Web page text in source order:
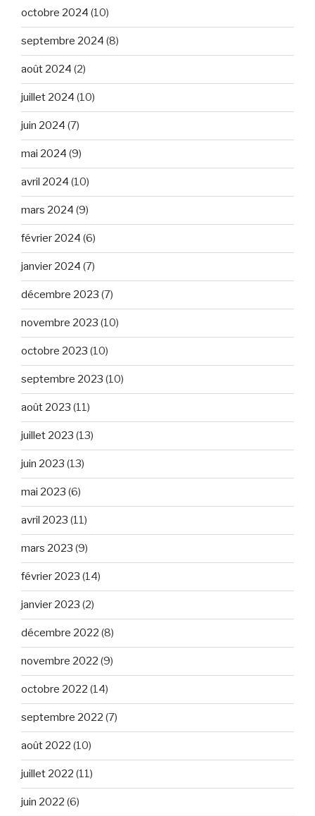
octobre 2024 (10)
septembre 2024 (8)
août 2024 (2)
juillet 2024 (10)
juin 2024 (7)
mai 2024 (9)
avril 2024 (10)
mars 2024 (9)
février 2024 (6)
janvier 2024 (7)
décembre 2023 (7)
novembre 2023 (10)
octobre 2023 (10)
septembre 2023 (10)
août 2023 (11)
juillet 2023 (13)
juin 2023 (13)
mai 2023 (6)
avril 2023 (11)
mars 2023 (9)
février 2023 (14)
janvier 2023 (2)
décembre 2022 (8)
novembre 2022 (9)
octobre 2022 (14)
septembre 2022 (7)
août 2022 (10)
juillet 2022 (11)
juin 2022 (6)